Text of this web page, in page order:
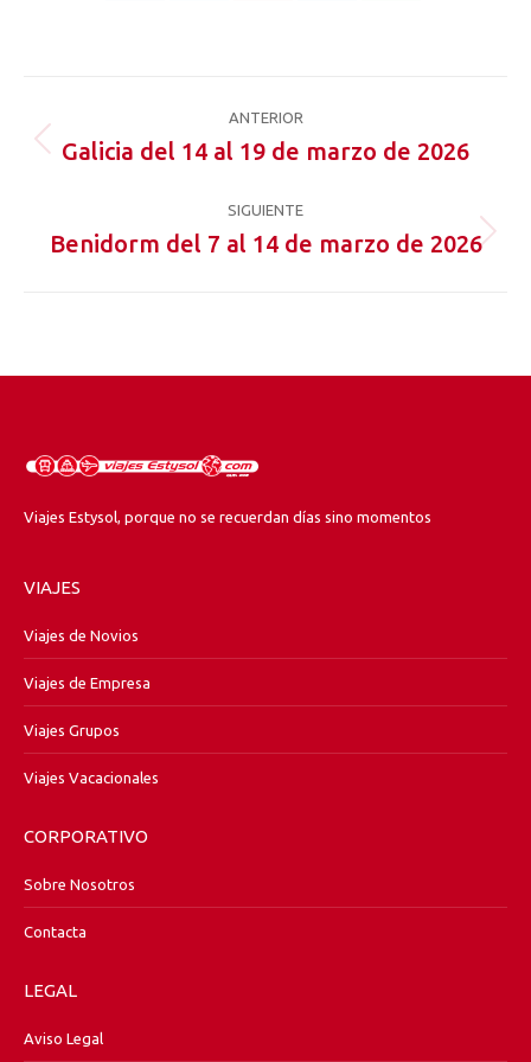
Navegación
entre
proyectos
ANTERIOR
Proyecto
Galicia del 14 al 19 de marzo de 2026
SIGUIENTE
Proyecto
Benidorm del 7 al 14 de marzo de 2026
Viajes Estysol, porque no se recuerdan días sino momentos
VIAJES
Viajes de Novios
Viajes de Empresa
Viajes Grupos
Viajes Vacacionales
CORPORATIVO
Sobre Nosotros
Contacta
LEGAL
Aviso Legal